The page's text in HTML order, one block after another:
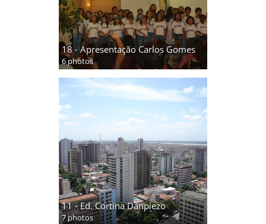
18 - Apresentação Carlos Gomes
6 photos
11 - Ed. Cortina Danpiezo
7 photos